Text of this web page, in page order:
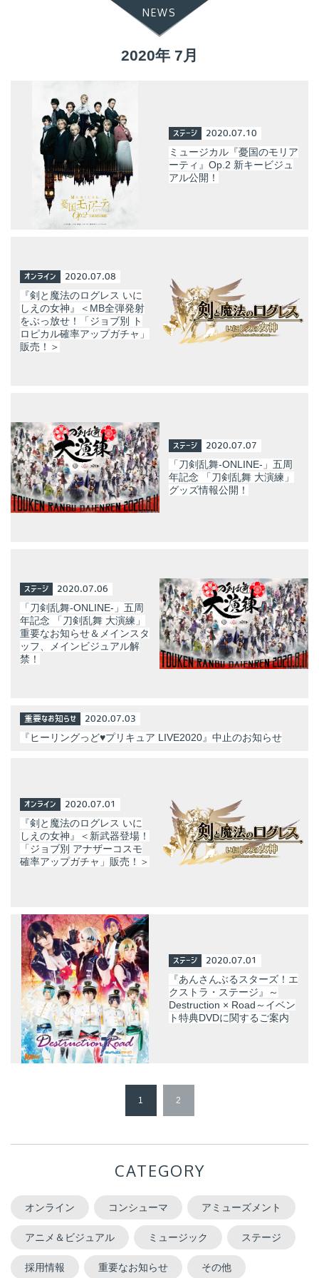
NEWS
2020年 7月
ステージ 2020.07.10
ミュージカル『憂国のモリア
ーティ』Op.2 新キービジュ
アル公開！
オンライン 2020.07.08
『剣と魔法のログレス いに
しえの女神』＜MB全弾発射
をぶっ放せ！「ジョブ別 ト
ロピカル確率アップガチャ」
販売！＞
ステージ 2020.07.07
「刀剣乱舞-ONLINE-」五周
年記念 「刀剣乱舞 大演練」
グッズ情報公開！
ステージ 2020.07.06
「刀剣乱舞-ONLINE-」五周
年記念 「刀剣乱舞 大演練」
重要なお知らせ＆メインスタ
ッフ、メインビジュアル解
禁！
重要なお知らせ 2020.07.03
『ヒーリングっど♥プリキュア LIVE2020』中止のお知らせ
オンライン 2020.07.01
『剣と魔法のログレス いに
しえの女神』＜新武器登場！
「ジョブ別 アナザーコスモ
確率アップガチャ」販売！＞
ステージ 2020.07.01
『あんさんぶるスターズ！エ
クストラ・ステージ』～
Destruction × Road～イベン
ト特典DVDに関するご案内
1 2
CATEGORY
オンライン コンシューマ アミューズメント
アニメ＆ビジュアル ミュージック ステージ
採用情報 重要なお知らせ その他